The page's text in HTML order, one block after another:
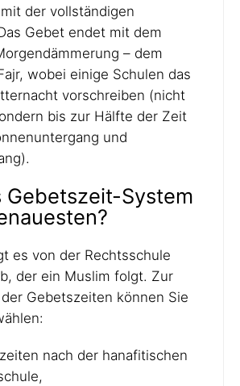
der vollständigen
Gebet endet mit dem
– dem
wobei einige Schulen das
vorschreiben (nicht
bis zur Hälfte der Zeit
und
Gebetszeit-System
es von der Rechtsschule
der ein Muslim folgt. Zur
Gebetszeiten können Sie
nach der hanafitischen